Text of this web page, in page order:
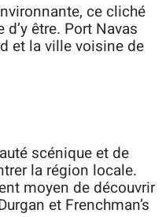
ce cliché
être. Port Navas
et la ville voisine de
scénique et de
la région locale.
moyen de découvrir
et Frenchman’s